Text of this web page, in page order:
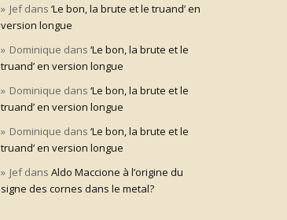
Jefdans ‘Le bon, la brute et le truand’ en
version longue
Dominique dans ‘Le bon, la brute et le
truand’ en version longue
Dominique dans ‘Le bon, la brute et le
truand’ en version longue
Dominique dans ‘Le bon, la brute et le
truand’ en version longue
Jefdans Aldo Maccione à l’origine du
signe des cornes dans le metal?